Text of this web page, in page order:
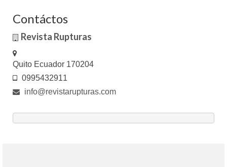
Contáctos
Revista Rupturas
Quito Ecuador 170204
0995432911
info@revistarupturas.com